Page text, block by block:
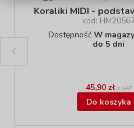
Koraliki MIDI -
kod:
DostępnośćW
do 5 dni
45,90 zł z VAT
Do koszyka